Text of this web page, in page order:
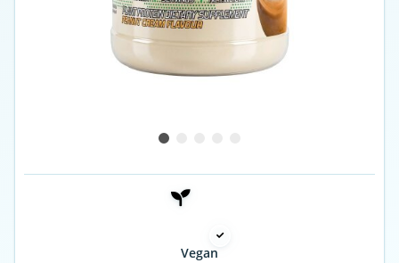
Vegan